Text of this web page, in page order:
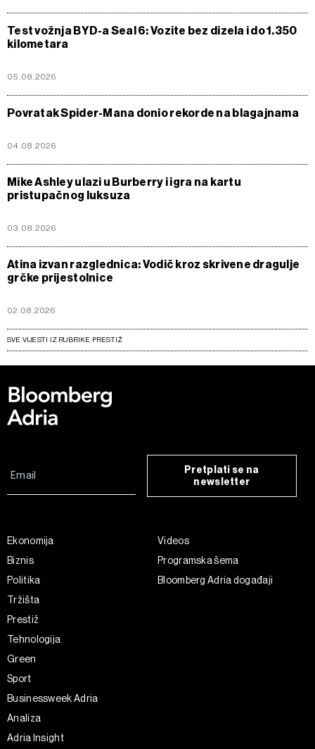
Test vožnja BYD-a Seal 6: Vozite bez dizela i do 1.350
kilometara
05.08.2026
Povratak Spider-Mana donio rekorde na blagajnama
04.08.2026
Mike Ashley ulazi u Burberry i igra na kartu
pristupačnog luksuza
03.08.2026
Atina izvan razglednica: Vodič kroz skrivene dragulje
grčke prijestolnice
02.08.2026
SVE VIJESTI IZ RUBRIKE PRESTIŽ
Pretplati se na
newsletter
Ekonomija
Biznis
Politika
Tržišta
Prestiž
Tehnologija
Green
Sport
Businessweek Adria
Analiza
Adria Insight
Videos
Programska šema
Bloomberg Adria događaji